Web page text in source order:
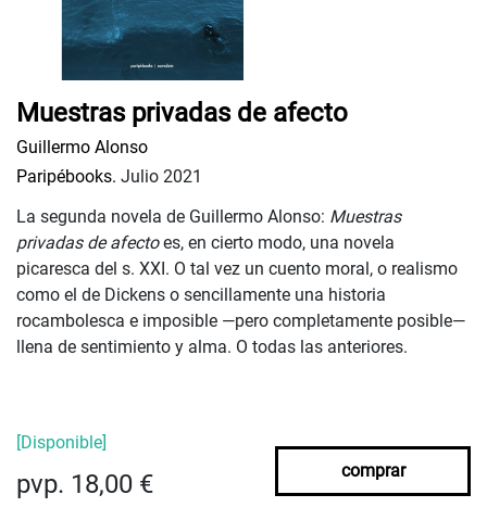
Muestras privadas de afecto
Guillermo Alonso
Paripébooks. Julio 2021
La segunda novela de Guillermo Alonso: Muestras
privadas de afectoes, en cierto modo, una novela
picaresca del s. XXI. O tal vez un cuento moral, o realismo
como el de Dickens o sencillamente una historia
rocambolesca e imposible —pero completamente posible—
llena de sentimiento y alma. O todas las anteriores.
[Disponible]
pvp. 18,00 € comprar